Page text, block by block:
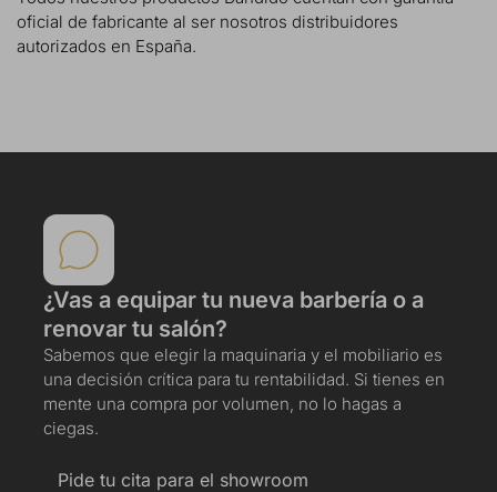
oficial de fabricante al ser nosotros distribuidores
autorizados en España.
¿Vas a equipar tu nueva barbería o a
renovar tu salón?
Sabemos que elegir la maquinaria y el mobiliario es
una decisión crítica para tu rentabilidad. Si tienes en
mente una compra por volumen, no lo hagas a
ciegas.
Pide tu cita para el showroom